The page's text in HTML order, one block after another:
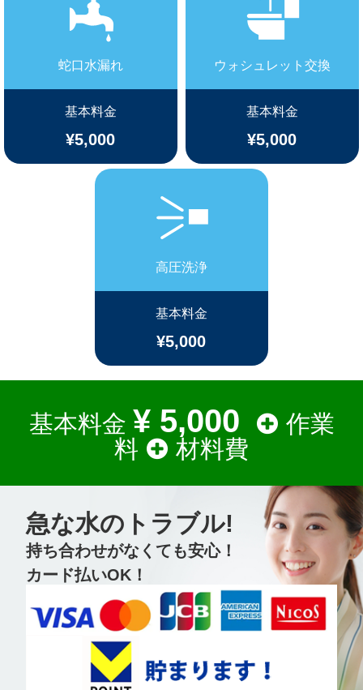
蛇口水漏れ
基本料金
¥5,000
ウォシュレット交換
基本料金
¥5,000
高圧洗浄
基本料金
¥5,000
基本料金 ¥ 5,000
作業
料
材料費
急な水のトラブル!
持ち合わせがなくても安心！
カード払いOK！